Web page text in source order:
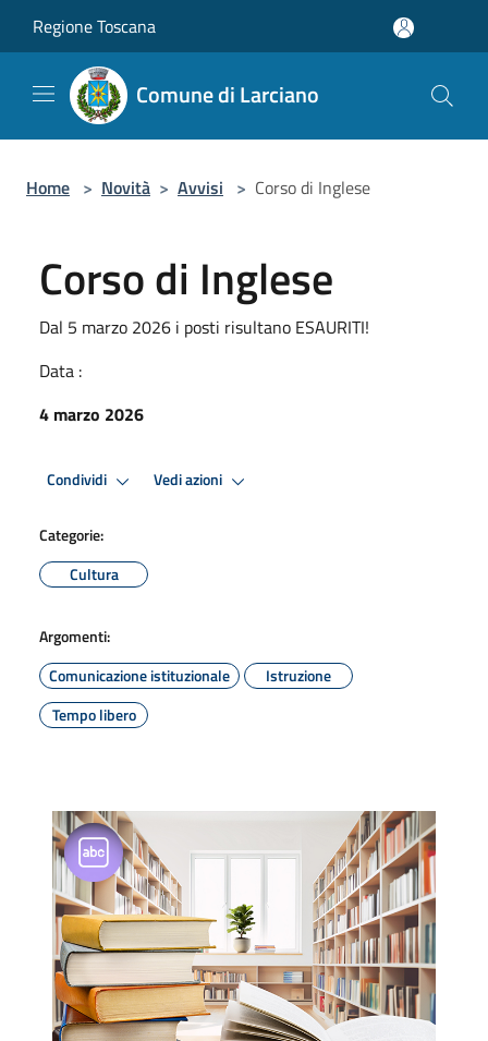
Regione Toscana
Comune di Larciano
Home > Novità > Avvisi > Corso di Inglese
Corso di Inglese
Dal 5 marzo 2026 i posti risultano ESAURITI!
Data :
4 marzo 2026
Condividi Vedi azioni
Categorie:
Cultura
Argomenti:
Comunicazione istituzionale
Istruzione
Tempo libero